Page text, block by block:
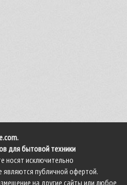
для бытовой техники
носят исключительно
публичной офертой.
на другие сайты или любое